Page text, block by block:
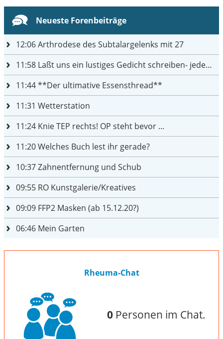
Neueste Forenbeiträge
12:06Arthrodese des Subtalargelenks mit 27
11:58 Laßt uns ein lustiges Gedicht schreiben- jeder einen Satz
11:44**Der ultimative Essensthread**
11:31 Wetterstation
11:24 Knie TEP rechts! OP steht bevor ...
11:20Welches Buch lest ihr gerade?
10:37Zahnentfernung und Schub
09:55 RO Kunstgalerie/Kreatives
09:09 FFP2 Masken (ab 15.12.20?)
06:46 Mein Garten
Rheuma-Chat
0Personen im Chat.